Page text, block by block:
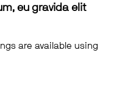
eu gravida elit
are available using